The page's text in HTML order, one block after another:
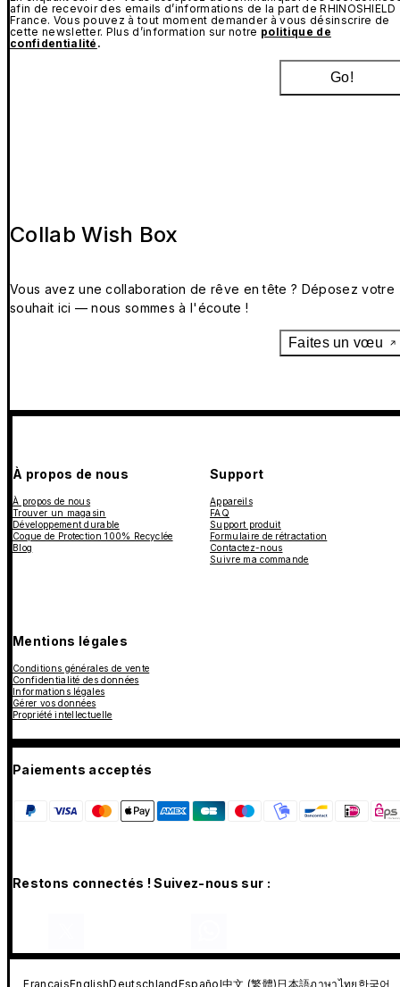
afin de recevoir des emails d’informations de la part de RHINOSHIELD
France. Vous pouvez à tout moment demander à vous désinscrire de
cette newsletter. Plus d’information sur notre politique de
confidentialité .
Go!
Collab Wish Box
Vous avez une collaboration de rêve en tête ? Déposez votre
souhait ici — nous sommes à l'écoute !
Faites un vœu
À propos de nous
À propos de nous
Trouver un magasin
Développement durable
Coque de Protection 100% Recyclée
Blog
Support
Appareils
FAQ
Support produit
Formulaire de rétractation
Contactez-nous
Suivre ma commande
Mentions légales
Conditions générales de vente
Confidentialité des données
Informations légales
Gérer vos données
Propriété intellectuelle
Paiements acceptés
Restons connectés ! Suivez-nous sur :
FrançaisEnglishDeutschlandEspañol中文 (繁體) 日本語ภาษาไทย 한국어